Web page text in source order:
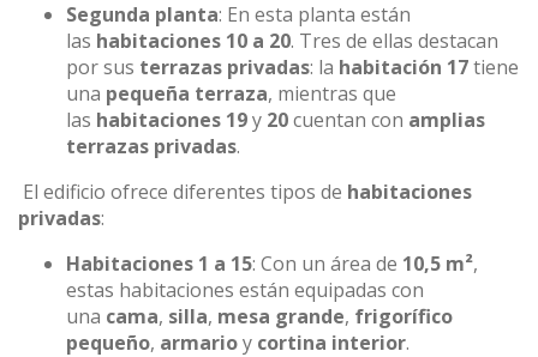
Segunda planta: En esta planta están
las habitaciones 10 a 20. Tres de ellas destacan
por sus terrazas privadas: la habitación 17tiene
una pequeña terraza, mientras que
las habitaciones 19y 20cuentan con amplias
terrazas privadas.
El edificio ofrece diferentes tipos de habitaciones
privadas:
Habitaciones 1 a 15: Con un área de 10,5 m²,
estas habitaciones están equipadas con
una cama, silla, mesa grande, frigorífico
pequeño, armarioy cortina interior.